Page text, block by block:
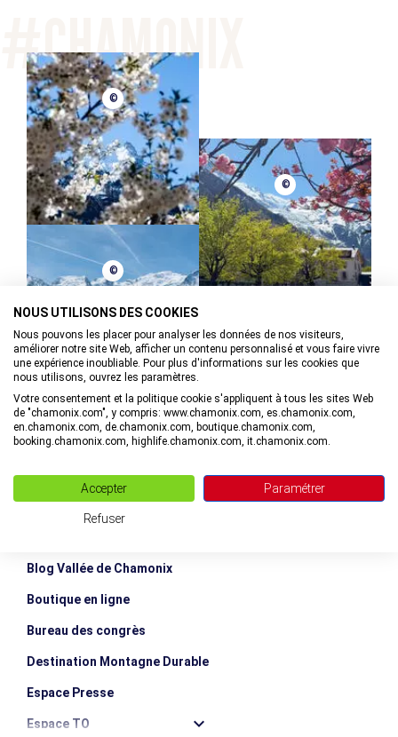
Hypnose & Hypnose régressive pour vous accompagner
sur :
Stress / Surcharge mentale - Troubles du sommeil -
Angoisses - Confiance en soi - Troubles alimentaires -
Perte de poids - Phobies - Addictions - Liens
transgénérationnels et karmiques etc...
Une méthode profonde qui allie énergétique et hypnose
positive.
Géobiologie : harmonisation et nettoyage énergétique des
lieux de vie (maison, appartement, bureau...)
Travail sur 2 séances de 2h.
©
©
©
©
Blog Vallée de Chamonix
Boutique en ligne
Bureau des congrès
Destination Montagne Durable
Espace Presse
Espace TO
NOUS UTILISONS DES COOKIES
Nous pouvons les placer pour analyser les données de nos visiteurs,
améliorer notre site Web, afficher un contenu personnalisé et vous faire vivre
une expérience inoubliable. Pour plus d'informations sur les cookies que
nous utilisons, ouvrez les paramètres.
Votre consentement et la politique cookie s'appliquent à tous les sites Web
de "chamonix.com", y compris: www.chamonix.com, es.chamonix.com,
en.chamonix.com, de.chamonix.com, boutique.chamonix.com,
booking.chamonix.com, highlife.chamonix.com, it.chamonix.com.
Accepter Paramétrer
Refuser